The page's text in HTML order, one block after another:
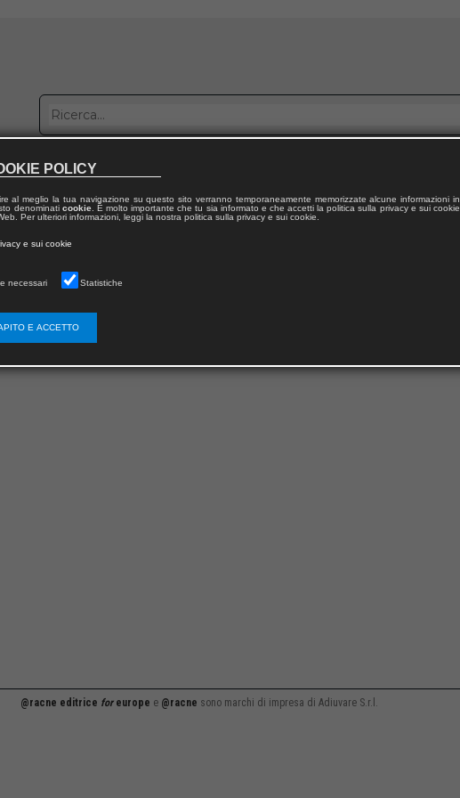
con noi
@racne editrice foreurope e @racne sono marchi di impresa di Adiuvare S.r.l.
POLICY
al meglio la tua navigazione su questo sito verranno temporaneamente memorizzate alcune informazioni in
denominati cookie. È molto importante che tu sia informato e che accetti la politica sulla privacy e sui cookie
Per ulteriori informazioni, leggi la nostra politica sulla privacy e sui cookie.
e sui cookie
necessari Statistiche
E ACCETTO